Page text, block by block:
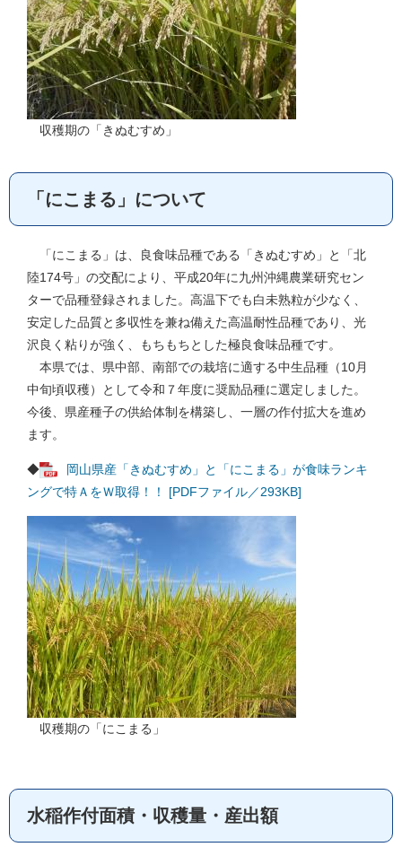
収穫期の「きぬむすめ」
「にこまる」について
「にこまる」は、良食味品種である「きぬむすめ」と「北
陸174号」の交配により、平成20年に九州沖縄農業研究セン
ターで品種登録されました。高温下でも白未熟粒が少なく、
安定した品質と多収性を兼ね備えた高温耐性品種であり、光
沢良く粘りが強く、もちもちとした極良食味品種です。
本県では、県中部、南部での栽培に適する中生品種（10月
中旬頃収穫）として令和７年度に奨励品種に選定しました。
今後、県産種子の供給体制を構築し、一層の作付拡大を進め
ます。
◆
岡山県産「きぬむすめ」と「にこまる」が食味ランキ
ングで特ＡをＷ取得！！ [PDFファイル／293KB]
収穫期の「にこまる」
水稲作付面積・収穫量・産出額